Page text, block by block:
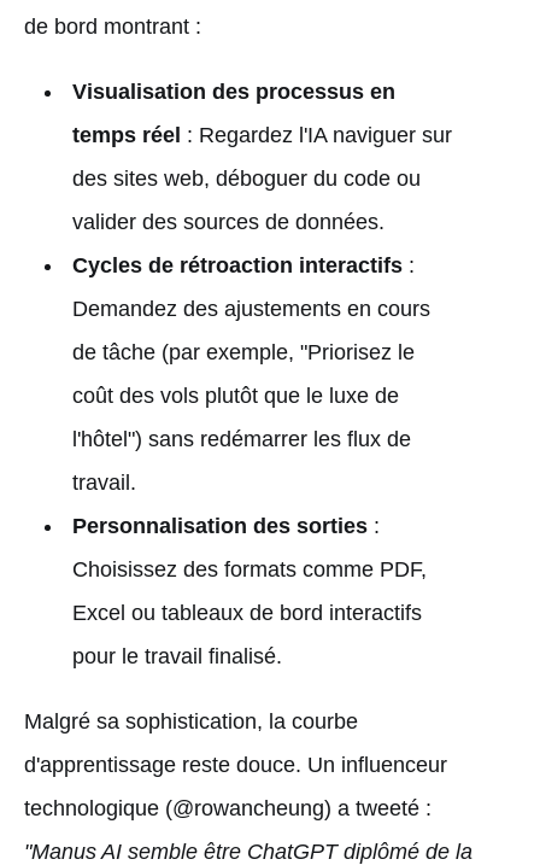
de bord montrant :
Visualisation des processus en
temps réel : Regardez l'IA naviguer sur
des sites web, déboguer du code ou
valider des sources de données.
Cycles de rétroaction interactifs:
Demandez des ajustements en cours
de tâche (par exemple, "Priorisez le
coût des vols plutôt que le luxe de
l'hôtel") sans redémarrer les flux de
travail.
Personnalisation des sorties:
Choisissez des formats comme PDF,
Excel ou tableaux de bord interactifs
pour le travail finalisé.
Malgré sa sophistication, la courbe
d'apprentissage reste douce. Un influenceur
technologique (@rowancheung) a tweeté :
"Manus AI semble être ChatGPT diplômé de la